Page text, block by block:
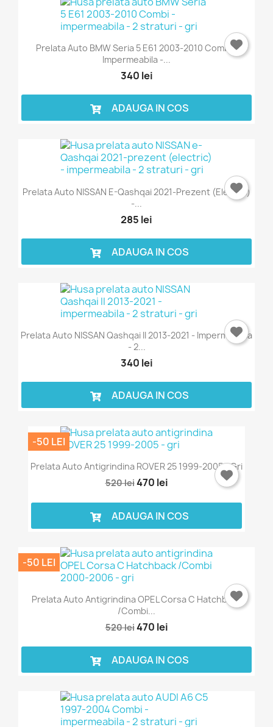
Prelata Auto BMW Seria 5 E61 2003-2010 Combi -
Impermeabila -...
340 lei
ADAUGA IN COS
Prelata Auto NISSAN E-Qashqai 2021-Prezent (electric)
-...
285 lei
ADAUGA IN COS
Prelata Auto NISSAN Qashqai II 2013-2021 - Impermeabila
- 2...
340 lei
ADAUGA IN COS
Prelata Auto Antigrindina ROVER 25 1999-2005 - Gri
520 lei470 lei
-50 LEI
ADAUGA IN COS
Prelata Auto Antigrindina OPEL Corsa C Hatchback
/Combi...
520 lei470 lei
-50 LEI
ADAUGA IN COS